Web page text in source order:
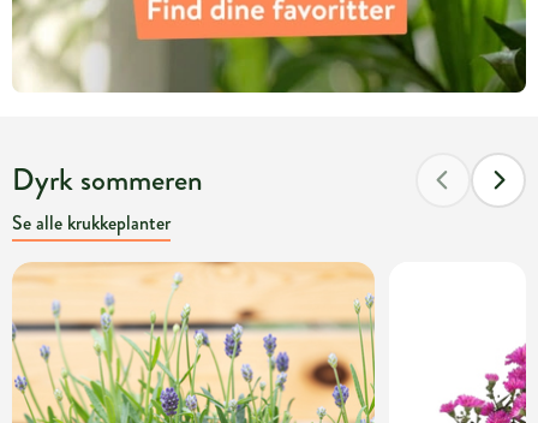
Dyrk sommeren
Se alle krukkeplanter